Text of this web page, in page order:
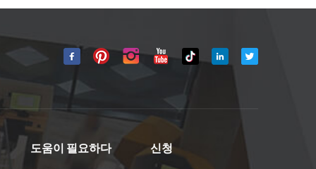
도움이 필요하다 신청